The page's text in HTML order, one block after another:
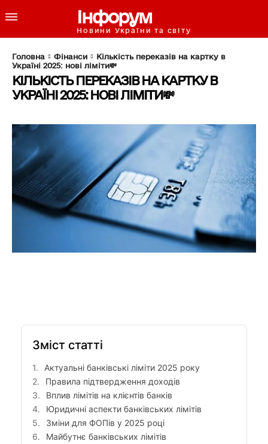
Інфорум
Новини України та світу
Головна Фінанси
Кількість переказів на картку в
Україні 2025: нові ліміти💸
КІЛЬКІСТЬ ПЕРЕКАЗІВ НА КАРТКУ В
УКРАЇНІ 2025: НОВІ ЛІМІТИ💸
Зміст статті
Актуальні банківські ліміти 2025 року
Правила підтвердження доходів
Вплив лімітів на клієнтів банків
Юридичні аспекти банківських лімітів
Зміни для ФОПів у 2025 році
Майбутнє банківських лімітів